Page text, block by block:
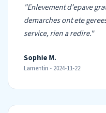
"Enlevement d'epave
demarches ont ete
service, rien a redire."
Sophie M.
Lamentin - 2024-11-22